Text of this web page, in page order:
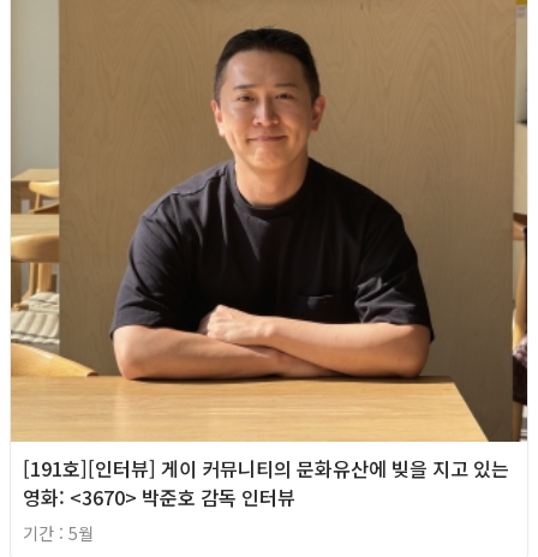
[191호][인터뷰] 게이 커뮤니티의 문화유산에 빚을 지고 있는
영화: <3670> 박준호 감독 인터뷰
기간 : 5월